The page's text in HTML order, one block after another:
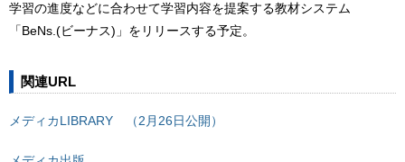
学習の進度などに合わせて学習内容を提案する教材システム
「BeNs.(ビーナス)」をリリースする予定。
関連URL
メディカLIBRARY （2月26日公開）